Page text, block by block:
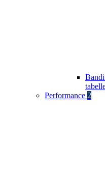
Performance 2